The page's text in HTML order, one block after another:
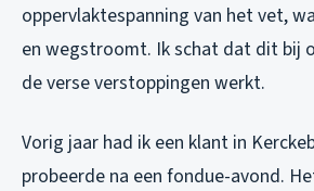
oppervlaktespanning van het vet,
en wegstroomt. Ik schat dat dit bij
de verse verstoppingen werkt.
Vorig jaar had ik een klant in
probeerde na een fondue-avond.